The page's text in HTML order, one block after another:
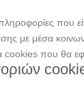
που
με μέσα
cookies που θα